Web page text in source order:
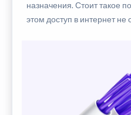
назначения. Стоит такое
этом доступ в интернет не